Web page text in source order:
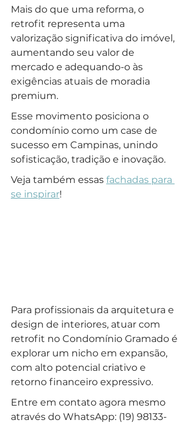
Mais do que uma reforma, o
retrofit representa uma
valorização significativa do imóvel,
aumentando seu valor de
mercado e adequando-o às
exigências atuais de moradia
premium.
Esse movimento posiciona o
condomínio como um case de
sucesso em Campinas, unindo
sofisticação, tradição e inovação.
Veja também essas fachadas para
se inspirar!
Para profissionais da arquitetura e
design de interiores, atuar com
retrofit no Condomínio Gramado é
explorar um nicho em expansão,
com alto potencial criativo e
retorno financeiro expressivo.
Entre em contato agora mesmo
através do WhatsApp: (19) 98133-